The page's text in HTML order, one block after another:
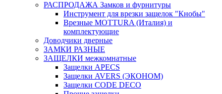
РАСПРОДАЖА Замков и фурнитуры
Инструмент для врезки защелок "Кнобы"
Врезные MOTTURA (Италия) и
комплектующие
Доводчики дверные
ЗАМКИ РАЗНЫЕ
ЗАЩЕЛКИ межкомнатные
Защелки APECS
Защелки AVERS (ЭКОНОМ)
Защелки CODE DECO